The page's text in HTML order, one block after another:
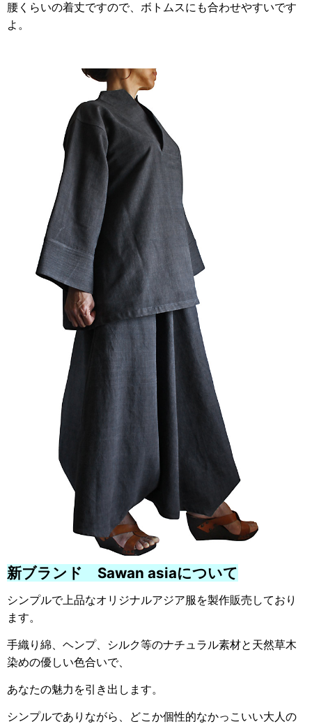
腰くらいの着丈ですので、ボトムスにも合わせやすいです
よ。
新ブランド Sawan asiaについて
シンプルで上品なオリジナルアジア服を製作販売しており
ます。
手織り綿、ヘンプ、シルク等のナチュラル素材と天然草木
染めの優しい色合いで、
あなたの魅力を引き出します。
シンプルでありながら、どこか個性的なかっこいい大人の